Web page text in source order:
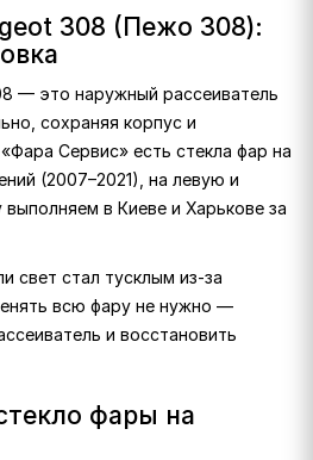
308 (Пежо 308):
— это наружный рассеиватель
сохраняя корпус и
Сервис» есть стекла фар на
(2007–2021), на левую и
в Киеве и Харькове за
свет стал тусклым из-за
всю фару не нужно —
и восстановить
фары на